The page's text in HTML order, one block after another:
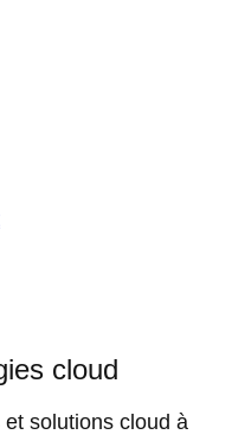
cloud
solutions cloud à